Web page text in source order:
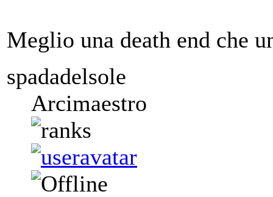
Meglio una death end che
spadadelsole
Arcimaestro